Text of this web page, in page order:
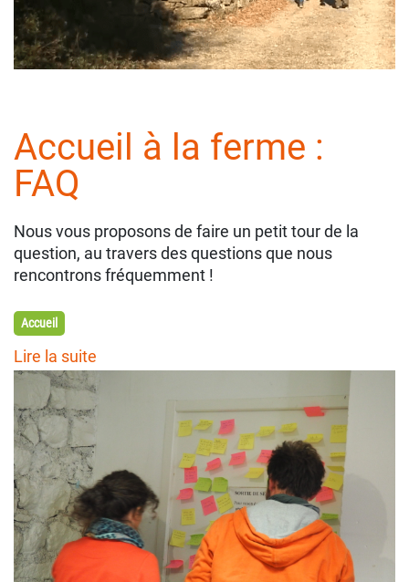
Accueil à la ferme :
FAQ
Nous vous proposons de faire un petit tour de la
question, au travers des questions que nous
rencontrons fréquemment !
Accueil
Lire la suite